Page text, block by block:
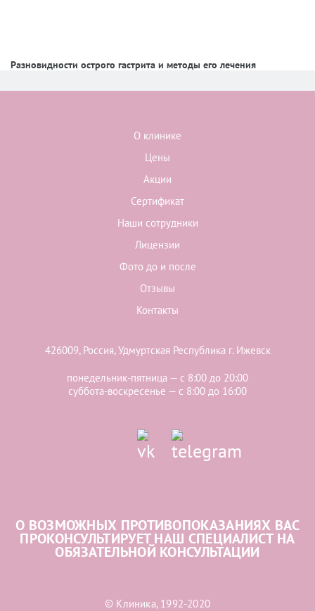
Разновидности острого гастрита и методы его лечения
О клинике
Цены
Акции
Сертификат
Наши сотрудники
Лицензии
Фото до и после
Отзывы
Контакты
426009, Россия, Удмуртская Республика г. Ижевск
понедельник-пятница — с 8:00 до 20:00
суббота-воскресенье — с 8:00 до 16:00
О ВОЗМОЖНЫХ ПРОТИВОПОКАЗАНИЯХ ВАС
ПРОКОНСУЛЬТИРУЕТ НАШ СПЕЦИАЛИСТ НА
ОБЯЗАТЕЛЬНОЙ КОНСУЛЬТАЦИИ
© Клиника, 1992-2020